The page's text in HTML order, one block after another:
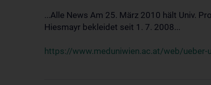
...Alle News Am 25. März 2010 hält Univ.
Hiesmayr bekleidet seit 1. 7. 2008...
https://www.meduniwien.ac.at/web/